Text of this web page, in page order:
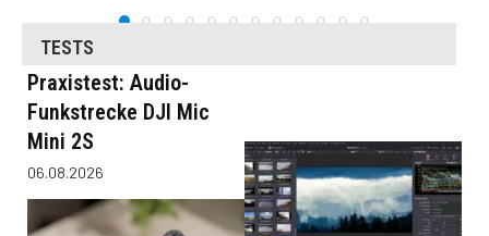
TESTS
Praxistest: Audio-
Funkstrecke DJI Mic
Mini 2S
06.08.2026